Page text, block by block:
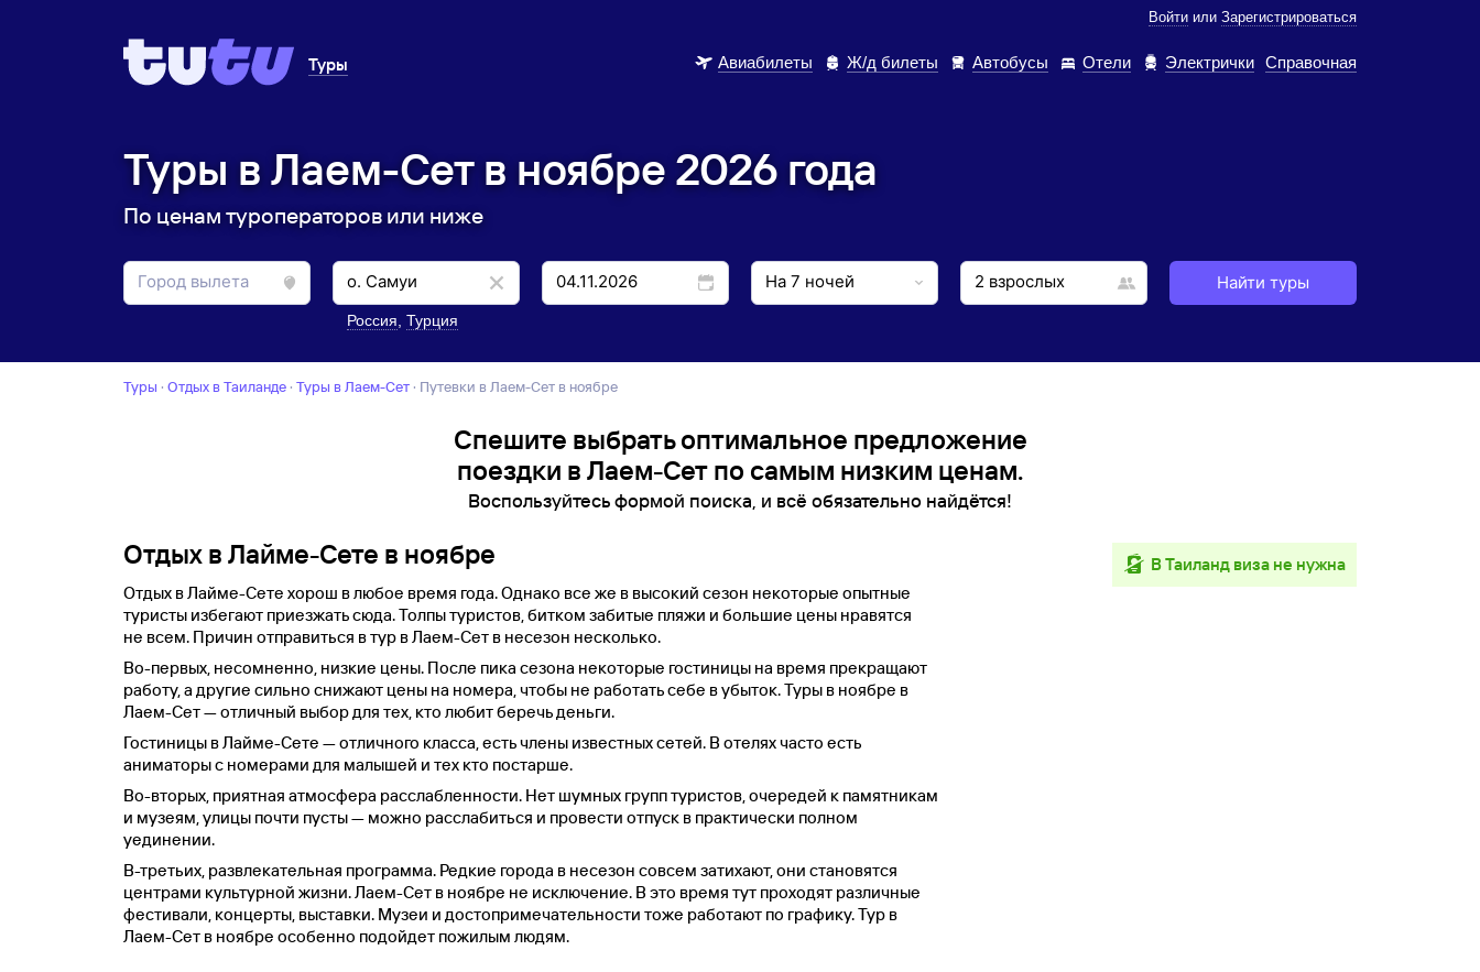
Войти или Зарегистрироваться
Туры Авиабилеты Ж/д билеты Автобусы Отели Электрички Справочная
Туры в Лаем-Сет в ноябре 2026 года
По ценам туроператоров или ниже
Россия Турция
Найти туры
Туры · Отдых в Таиланде · Туры в Лаем-Сет · Путевки в Лаем-Сет в ноябре
Спешите выбрать оптимальное предложение
поездки в Лаем-Сет по самым низким ценам.
Воспользуйтесь формой поиска, и всё обязательно найдётся!
Отдых в Лайме-Сете в ноябре
Отдых в Лайме-Сете хорош в любое время года. Однако все же в высокий сезон некоторые опытные
туристы избегают приезжать сюда. Толпы туристов, битком забитые пляжи и большие цены нравятся
не всем. Причин отправиться в тур в Лаем-Сет в несезон несколько.
Во-первых, несомненно, низкие цены. После пика сезона некоторые гостиницы на время прекращают
работу, а другие сильно снижают цены на номера, чтобы не работать себе в убыток. Туры в ноябре в
Лаем-Сет — отличный выбор для тех, кто любит беречь деньги.
Гостиницы в Лайме-Сете — отличного класса, есть члены известных сетей. В отелях часто есть
аниматоры с номерами для малышей и тех кто постарше.
Во-вторых, приятная атмосфера расслабленности. Нет шумных групп туристов, очередей к памятникам
и музеям, улицы почти пусты — можно расслабиться и провести отпуск в практически полном
уединении.
В-третьих, развлекательная программа. Редкие города в несезон совсем затихают, они становятся
центрами культурной жизни. Лаем-Сет в ноябре не исключение. В это время тут проходят различные
фестивали, концерты, выставки. Музеи и достопримечательности тоже работают по графику. Тур в
Лаем-Сет в ноябре особенно подойдет пожилым людям.
в Таиланд виза не нужна